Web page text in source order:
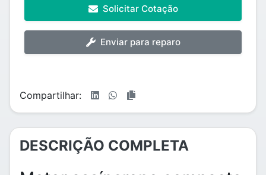
Solicitar Cotação
Enviar para reparo
Compartilhar:
DESCRIÇÃO COMPLETA